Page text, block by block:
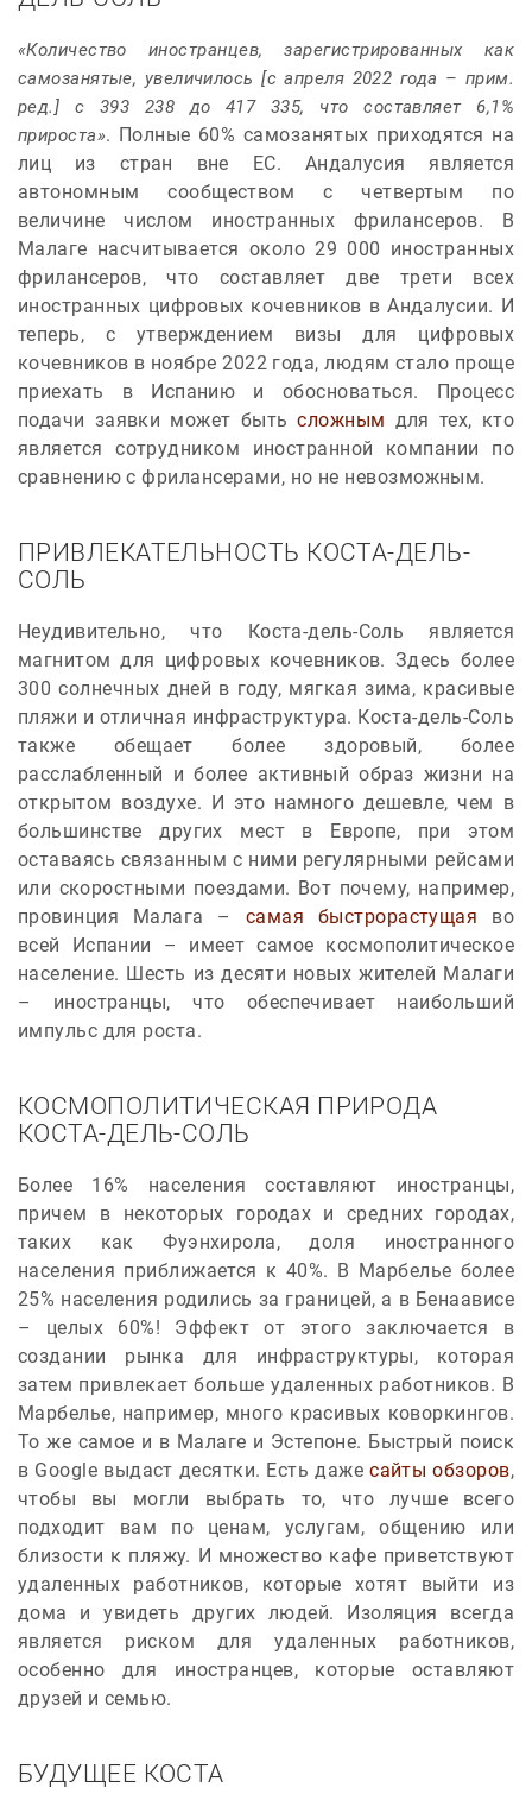
«Количество иностранцев, зарегистрированных как
самозанятые, увеличилось [с апреля 2022 года – прим.
ред.] с 393 238 до 417 335, что составляет 6,1%
прироста». Полные 60% самозанятых приходятся на
лиц из стран вне ЕС. Андалусия является
автономным сообществом с четвертым по
величине числом иностранных фрилансеров. В
Малаге насчитывается около 29 000 иностранных
фрилансеров, что составляет две трети всех
иностранных цифровых кочевников в Андалусии. И
теперь, с утверждением визы для цифровых
кочевников в ноябре 2022 года, людям стало проще
приехать в Испанию и обосноваться. Процесс
подачи заявки может бытьсложным для тех, кто
является сотрудником иностранной компании по
сравнению с фрилансерами, но не невозможным.
ПРИВЛЕКАТЕЛЬНОСТЬ КОСТА-ДЕЛЬ-
СОЛЬ
Неудивительно, что Коста-дель-Соль является
магнитом для цифровых кочевников. Здесь более
300 солнечных дней в году, мягкая зима, красивые
пляжи и отличная инфраструктура. Коста-дель-Соль
также обещает более здоровый, более
расслабленный и более активный образ жизни на
открытом воздухе. И это намного дешевле, чем в
большинстве других мест в Европе, при этом
оставаясь связанным с ними регулярными рейсами
или скоростными поездами. Вот почему, например,
провинция Малага – самая быстрорастущая во
всей Испании – имеет самое космополитическое
население. Шесть из десяти новых жителей Малаги
– иностранцы, что обеспечивает наибольший
импульс для роста.
КОСМОПОЛИТИЧЕСКАЯ ПРИРОДА
КОСТА-ДЕЛЬ-СОЛЬ
Более 16% населения составляют иностранцы,
причем в некоторых городах и средних городах,
таких как Фуэнхирола, доля иностранного
населения приближается к 40%. В Марбелье более
25% населения родились за границей, а в Бенаависе
– целых 60%! Эффект от этого заключается в
создании рынка для инфраструктуры, которая
затем привлекает больше удаленных работников. В
Марбелье, например, много красивых коворкингов.
То же самое и в Малаге и Эстепоне. Быстрый поиск
в Google выдаст десятки. Есть дажесайты обзоров,
чтобы вы могли выбрать то, что лучше всего
подходит вам по ценам, услугам, общению или
близости к пляжу. И множество кафе приветствуют
удаленных работников, которые хотят выйти из
дома и увидеть других людей. Изоляция всегда
является риском для удаленных работников,
особенно для иностранцев, которые оставляют
друзей и семью.
БУДУЩЕЕ КОСТА